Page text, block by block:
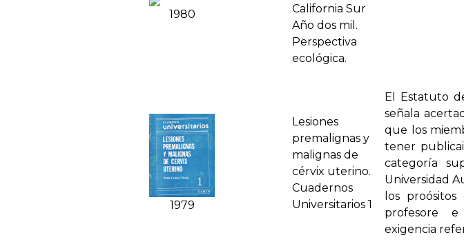
1980
California Sur
Año dos mil.
Perspectiva
ecológica.
1979
Lesiones
premalignas y
malignas de
cérvix uterino.
Cuadernos
Universitarios 1
El Estatuto
señala
que los
tener
categoría
Universidad
los
profesore e
exigencia